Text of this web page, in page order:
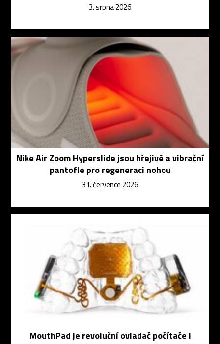
3. srpna 2026
Nike Air Zoom Hyperslide jsou hřejivé a vibrační
pantofle pro regeneraci nohou
31. července 2026
MouthPad je revoluční ovladač počítače i